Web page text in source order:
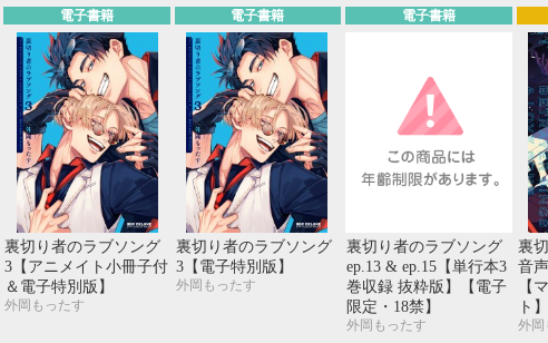
電子書籍
裏切り者のラブソング
3【アニメイト小冊子付
＆電子特別版】
外岡もったす
電子書籍
裏切り者のラブソング
3【電子特別版】
外岡もったす
電子書籍
裏切り者のラブソング
ep.13 & ep.15【単行本3
巻収録 抜粋版】【電子
限定・18禁】
外岡もったす
裏
音
【
ト】
外岡
9月
MON TUE WED THU FRI SAT
1 2 3 4
5
8 9 11
12
15 16 17 18
19
22 23 24 25
26
29 30
10月
SUN THU
1
11
13 15
18
20 22
25
27 29